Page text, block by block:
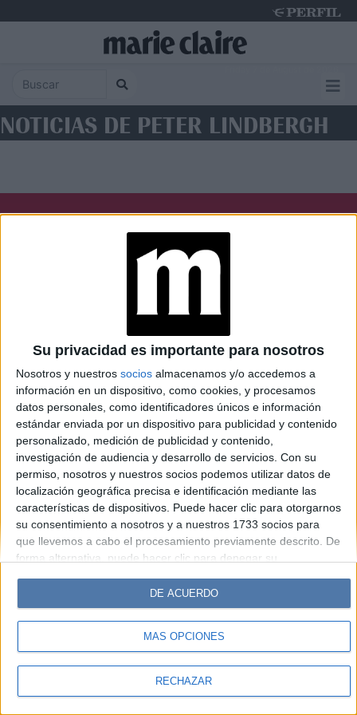
Su privacidad es importante para nosotros
Nosotros y nuestros socios almacenamos y/o accedemos a
información en un dispositivo, como cookies, y procesamos
datos personales, como identificadores únicos e información
estándar enviada por un dispositivo para publicidad y contenido
personalizado, medición de publicidad y contenido,
investigación de audiencia y desarrollo de servicios. Con su
permiso, nosotros y nuestros socios podemos utilizar datos de
localización geográfica precisa e identificación mediante las
características de dispositivos. Puede hacer clic para otorgarnos
su consentimiento a nosotros y a nuestros 1733 socios para
que llevemos a cabo el procesamiento previamente descrito. De
forma alternativa, puede hacer clic para denegar su
cambiar sus preferencias antes de otorgar su consentimiento.
Tenga en cuenta que algún procesamiento de sus datos
personales puede no requerir de su consentimiento, pero usted
tiene el derecho de rechazar tal procesamiento. Sus
sus preferencias o retirar su consentimiento en cualquier
MÁS OPCIONES
RECHAZAR
DE ACUERDO
NOTICIAS DE PETER LINDBERGH
Caras Noticias
Weekend Parabrisas
Look
Luz Mía Lunateen Break BATimes
© Perfil.com 2006-2019 - Todos los derechos reservados
Registro de Propiedad Intelectual: Nro. 5346433